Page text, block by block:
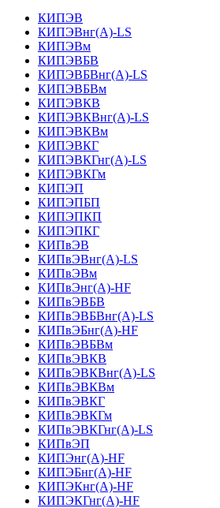
КИПЭВ
КИПЭВнг(А)-LS
КИПЭВм
КИПЭВБВ
КИПЭВБВнг(А)-LS
КИПЭВБВм
КИПЭВКВ
КИПЭВКВнг(А)-LS
КИПЭВКВм
КИПЭВКГ
КИПЭВКГнг(А)-LS
КИПЭВКГм
КИПЭП
КИПЭПБП
КИПЭПКП
КИПЭПКГ
КИПвЭВ
КИПвЭВнг(А)-LS
КИПвЭВм
КИПвЭнг(А)-HF
КИПвЭВБВ
КИПвЭВБВнг(А)-LS
КИПвЭБнг(А)-HF
КИПвЭВБВм
КИПвЭВКВ
КИПвЭВКВнг(А)-LS
КИПвЭВКВм
КИПвЭВКГ
КИПвЭВКГм
КИПвЭВКГнг(А)-LS
КИПвЭП
КИПЭнг(А)-HF
КИПЭБнг(А)-HF
КИПЭКнг(А)-HF
КИПЭКГнг(А)-HF